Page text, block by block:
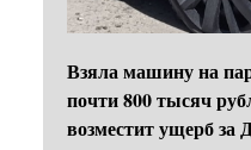
Взяла машину на
почти 800 тысяч
возместит ущерб за